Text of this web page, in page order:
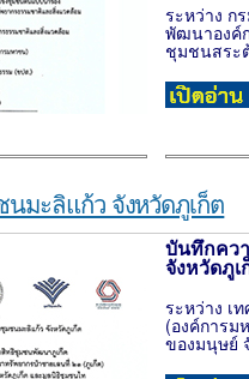
ระหว่าง ก
พัฒนาองค์
ชุมชนสระ
ะลิแก้ว จังหวัดภูเก็ต
บันทึกคว
จังหวัดภูเ
ระหว่าง
(องค์การ
ของมนุษย์